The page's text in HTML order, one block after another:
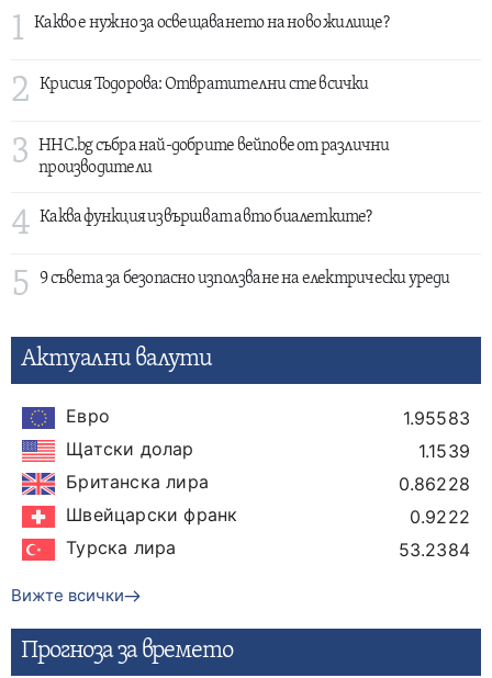
1 Какво е нужно за освещаването на ново жилище?
2 Крисия Тодорова: Отвратителни сте всички
3
HHC.bg събра най-добрите вейпове от различни
производители
4 Каква функция извършват авто биалетките?
5 9 съвета за безопасно използване на електрически уреди
Актуални валути
Евро
1.95583
Щатски долар
1.1539
Британска лира
0.86228
Швейцарски франк
0.9222
Турска лира
53.2384
Вижте всички
Прогнозa за времето